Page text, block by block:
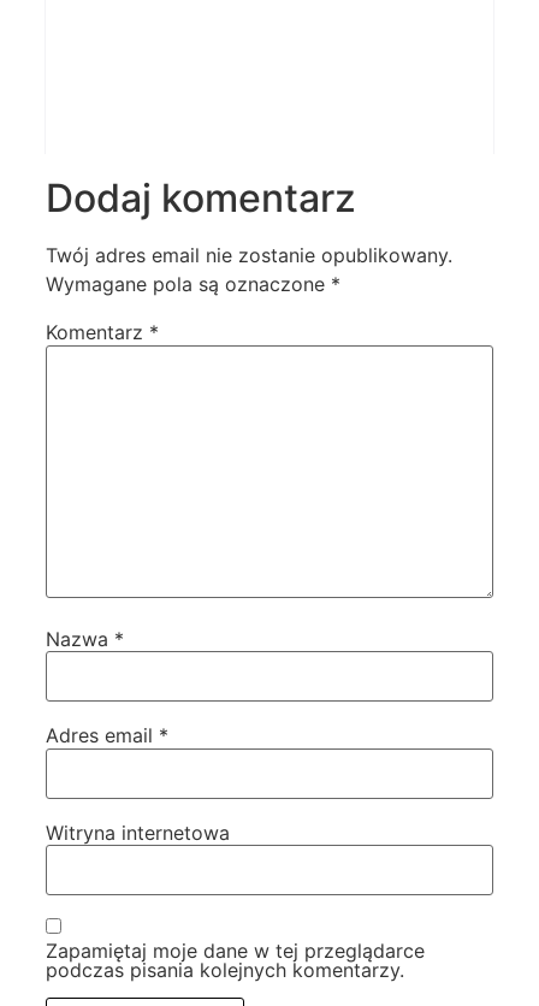
Dodaj komentarz
Twój adres email nie zostanie opublikowany.
Wymagane pola są oznaczone *
Komentarz *
Nazwa *
Adres email *
Witryna internetowa
Zapamiętaj moje dane w tej przeglądarce
podczas pisania kolejnych komentarzy.